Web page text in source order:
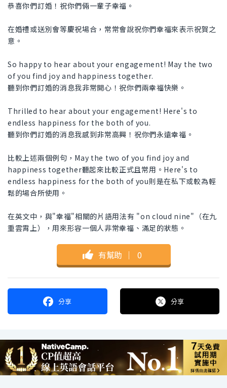
恭喜你們訂婚！祝你們倆一輩子幸福。
在婚禮或送別會等慶祝場合，常常會說祝你們幸福來表示祝賀之
意。
So happy to hear about your engagement! May the two
of you find joy and happiness together.
聽到你們訂婚的消息我非常開心！祝你們兩幸福快樂。
Thrilled to hear about your engagement! Here's to
endless happiness for the both of you.
聽到你們訂婚的消息我感到非常高興！祝你們永遠幸福。
比較上述兩個例句，May the two of you find joy and
happiness together聽起來比較正式且常用。Here's to
endless happiness for the both of you則是在私下或較為輕
鬆的場合所使用。
在英文中，與"幸福"相關的片語用法有 "on cloud nine"（在九
重雲霄上），用來形容一個人非常幸福、滿足的狀態。
有幫助 ｜ 0
分享 分享